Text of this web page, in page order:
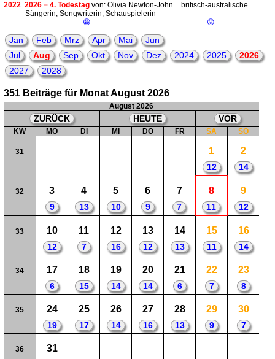
2022 2026 = 4. Todestag von: Olivia Newton-John = britisch-australische
Sängerin, Songwriterin, Schauspielerin
😀
😟
Jan Feb Mrz Apr Mai
Jun
Jul
Aug Sep Okt Nov Dez 2024 2025
2026
2027
2028
351 Beiträge für Monat August 2026
August 2026
ZURÜCK HEUTE VOR
KW MO DI MI DO FR SA SO
31 1
12
2
14
32 3
9
4
13
5
10
6
9
7
7
8
11
9
12
33 10
12
11
7
12
16
13
12
14
13
15
11
16
14
34 17
6
18
15
19
14
20
14
21
6
22
7
23
8
35 24
19
25
17
26
14
27
16
28
13
29
9
30
7
36 31